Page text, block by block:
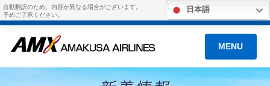
自動翻訳のため、内容が異なる場合がございます。
予めご了承ください。
日本語
MENU